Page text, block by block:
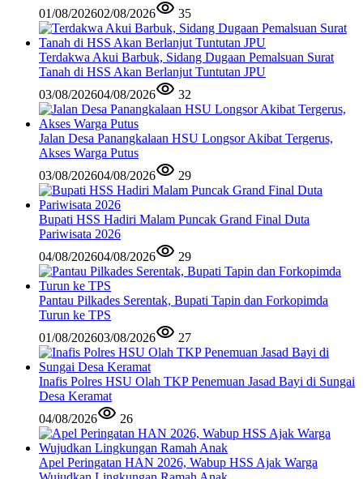
01/08/202602/08/2026 35
Terdakwa Akui Barbuk, Sidang Dugaan Pemalsuan Surat
Tanah di HSS Akan Berlanjut Tuntutan JPU
03/08/202604/08/2026 32
Jalan Desa Panangkalaan HSU Longsor Akibat Tergerus,
Akses Warga Putus
03/08/202604/08/2026 29
Bupati HSS Hadiri Malam Puncak Grand Final Duta
Pariwisata 2026
04/08/202604/08/2026 29
Pantau Pilkades Serentak, Bupati Tapin dan Forkopimda
Turun ke TPS
01/08/202603/08/2026 27
Inafis Polres HSU Olah TKP Penemuan Jasad Bayi di Sungai
Desa Keramat
04/08/2026
26
Apel Peringatan HAN 2026, Wabup HSS Ajak Warga